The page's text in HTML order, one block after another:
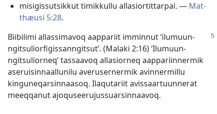
misigis­sutsik­kut timik­kul­lu al­lasior­tit­tar­pai. — Mat­
thæusi 5:28.
Biibilimi al­las­simavoq aap­pariit im­min­nut ‘ilumuun­
ngitsuliorfigis­san­ngitsut’. (Malaki 2:16) ‘Ilumuun­
ngitsulior­neq’ tas­saavoq al­lasior­neq aap­pariin­nermik
aseruisin­naal­lunilu averuser­nermik avin­nermil­lu
kinguneqarsin­naasoq. Ilaqutariit avis­saar­tuun­nerat
meeq­qanut ajoquseerujus­suarsin­naavoq.